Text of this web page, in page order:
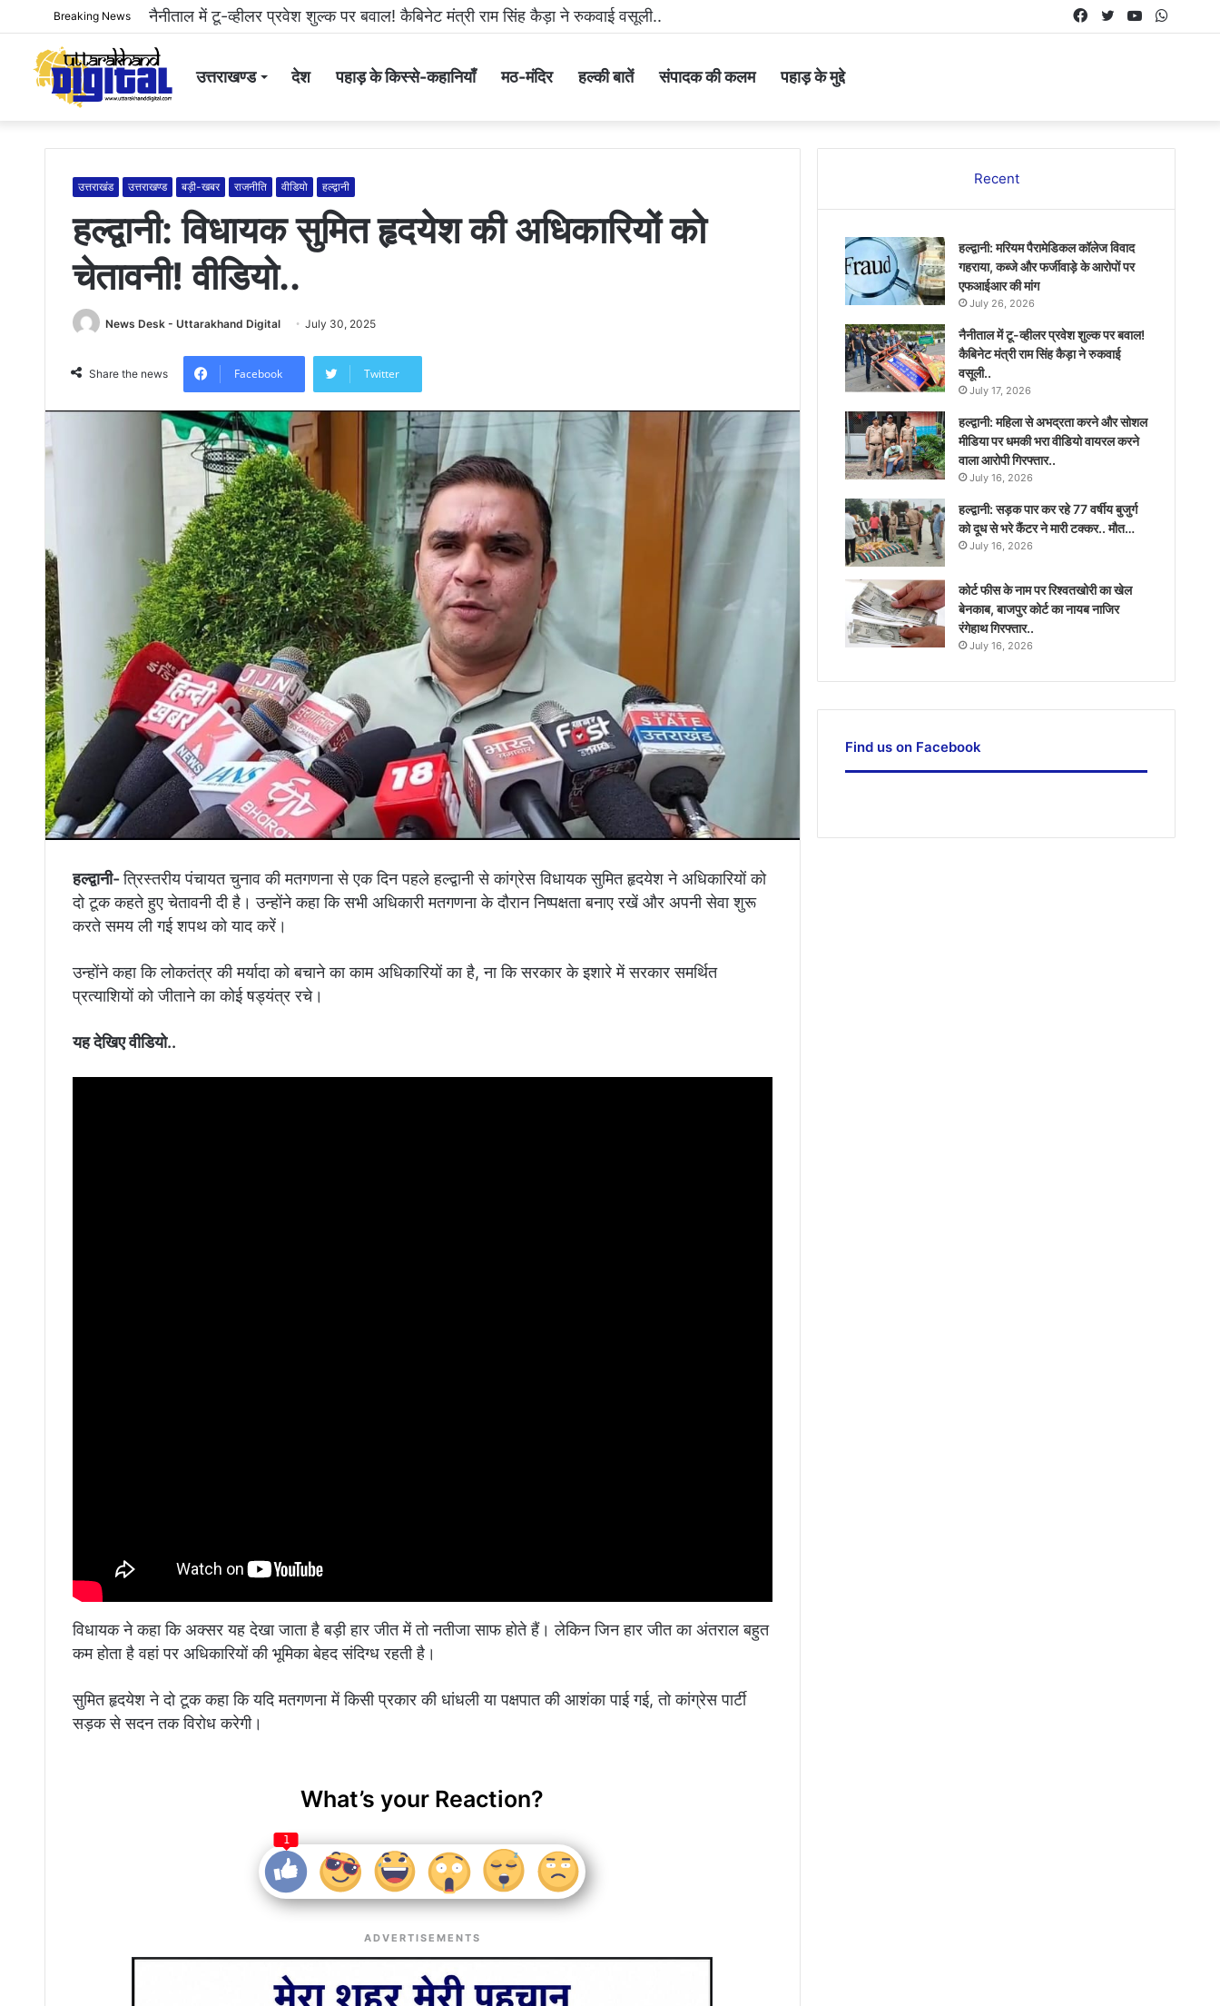
Breaking News हल्द्वानी: महिला से अभद्रता करने और सोशल मीडिया पर धमकी भरा वीडियो वायरल करने वाला आरोपी गिरफ्तार.. YouTube
Twitter
Facebook
उत्तराखण्ड देश पहाड़ के किस्से-कहानियाँ मठ-मंदिर हल्की बातें संपादक की कलम पहाड़ के मुद्दे
उत्तराखंड उत्तराखण्ड बड़ी-खबर राजनीति वीडियो हल्द्वानी
हल्द्वानी: विधायक सुमित हृदयेश की अधिकारियों को
चेतावनी! वीडियो..
News Desk - Uttarakhand Digital July 30, 2025
Share the news Facebook Twitter
हल्द्वानी-त्रिस्तरीय पंचायत चुनाव की मतगणना से एक दिन पहले हल्द्वानी से कांग्रेस विधायक सुमित हृदयेश ने अधिकारियों को
दो टूक कहते हुए चेतावनी दी है। उन्होंने कहा कि सभी अधिकारी मतगणना के दौरान निष्पक्षता बनाए रखें और अपनी सेवा शुरू
करते समय ली गई शपथ को याद करें।
उन्होंने कहा कि लोकतंत्र की मर्यादा को बचाने का काम अधिकारियों का है, ना कि सरकार के इशारे में सरकार समर्थित
प्रत्याशियों को जीताने का कोई षड्यंत्र रचे।
यह देखिए वीडियो..
विधायक ने कहा कि अक्सर यह देखा जाता है बड़ी हार जीत में तो नतीजा साफ होते हैं। लेकिन जिन हार जीत का अंतराल बहुत
कम होता है वहां पर अधिकारियों की भूमिका बेहद संदिग्ध रहती है।
सुमित हृदयेश ने दो टूक कहा कि यदि मतगणना में किसी प्रकार की धांधली या पक्षपात की आशंका पाई गई, तो कांग्रेस पार्टी
सड़क से सदन तक विरोध करेगी।
What’s your Reaction?
1
ADVERTISEMENTS
Recent
हल्द्वानी: मरियम पैरामेडिकल कॉलेज विवाद
गहराया, कब्जे और फर्जीवाड़े के आरोपों पर
एफआईआर की मांग
July 26, 2026
नैनीताल में टू-व्हीलर प्रवेश शुल्क पर बवाल!
कैबिनेट मंत्री राम सिंह कैड़ा ने रुकवाई
वसूली..
July 17, 2026
हल्द्वानी: महिला से अभद्रता करने और सोशल
मीडिया पर धमकी भरा वीडियो वायरल करने
वाला आरोपी गिरफ्तार..
July 16, 2026
हल्द्वानी: सड़क पार कर रहे 77 वर्षीय बुजुर्ग
को दूध से भरे कैंटर ने मारी टक्कर.. मौत…
July 16, 2026
कोर्ट फीस के नाम पर रिश्वतखोरी का खेल
बेनकाब, बाजपुर कोर्ट का नायब नाजिर
रंगेहाथ गिरफ्तार..
July 16, 2026
Find us on Facebook